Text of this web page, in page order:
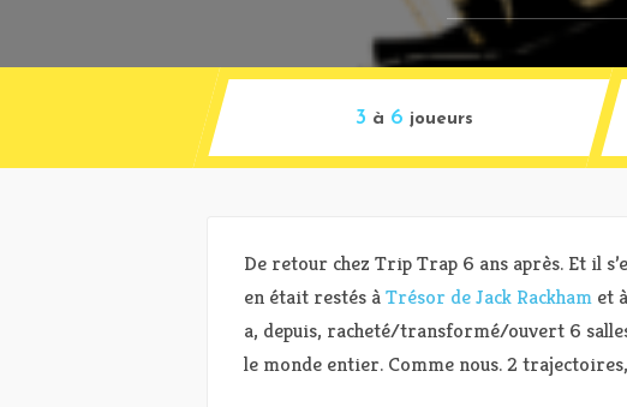
3 à 6 joueurs
De retour chez Trip Trap 6 ans après. Et il
en était restés àTrésor de Jack Rackham et
a, depuis, racheté/transformé/ouvert 6
le monde entier. Comme nous. 2